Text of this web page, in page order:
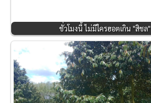
ชั่วโมงนี้ ไม่มีใครฮอตเกิน "สิชล"